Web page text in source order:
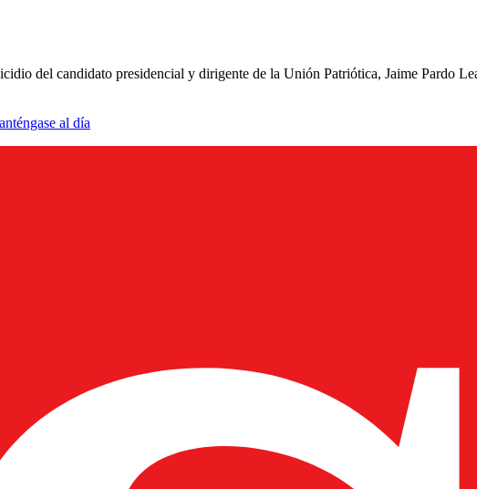
del candidato presidencial y dirigente de la Unión Patriótica, Jaime Pardo
al día